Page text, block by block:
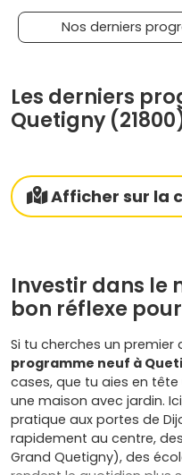
Nos derniers
Les derniers
Quetigny
Afficher sur la
Investir dans le
bon réflexe
Si tu cherches un
programme neuf à
cases, que tu aies en
une maison avec jardin.
pratique aux portes de
rapidement au centre,
Grand Quetigny), des